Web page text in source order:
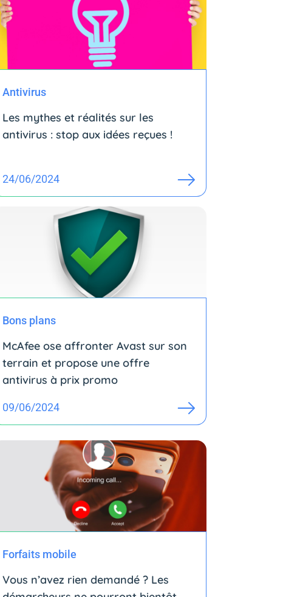
Antivirus
Les mythes et réalités sur les
antivirus : stop aux idées reçues !
24/06/2024
Bons plans
McAfee ose affronter Avast sur son
terrain et propose une offre
antivirus à prix promo
09/06/2024
Forfaits mobile
Vous n’avez rien demandé ? Les